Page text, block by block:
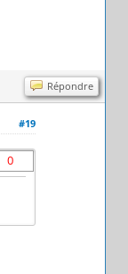
Répondre
#19
0